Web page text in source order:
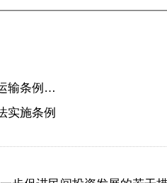
输条例…
实施条例